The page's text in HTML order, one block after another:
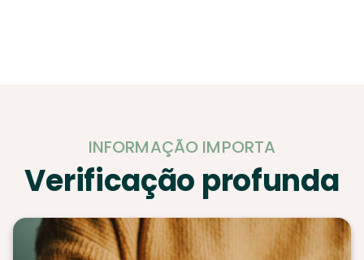
INFORMAÇÃO IMPORTA
Verificação profunda